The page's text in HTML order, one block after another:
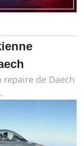
repaire de Daech